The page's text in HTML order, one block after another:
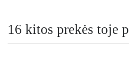
16 kitos prekės toje